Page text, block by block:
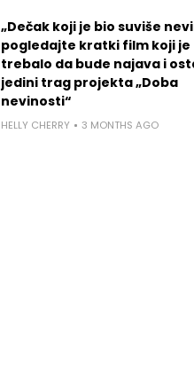
„Dečak koji je bio suviše
pogledajte kratki film koji je
trebalo da bude najava i
jedini trag projekta „Doba
nevinosti“
HELLY CHERRY 3 MONTHS AGO